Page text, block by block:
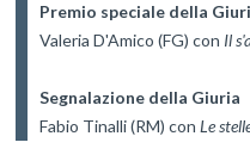
Premio speciale della
Valeria D'Amico (FG) con Il
Segnalazione della Giuria
Fabio Tinalli (RM) con Le